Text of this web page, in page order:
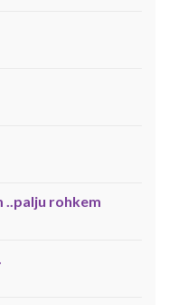
..palju rohkem